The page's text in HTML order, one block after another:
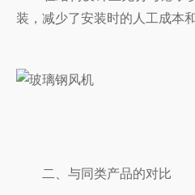
装，减少了安装时的人工成本和
二、与同类产品的对比